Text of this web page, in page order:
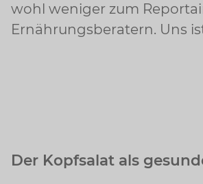
wohl weniger zum
Ernährungsberatern. Uns
Der Kopfsalat als